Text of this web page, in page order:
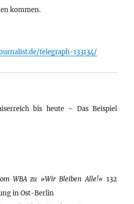
kommen.
telegraph-133134/
bis heute – Das Beispiel
WBA zu »Wir Bleiben Alle!« 132
in Ost-Berlin